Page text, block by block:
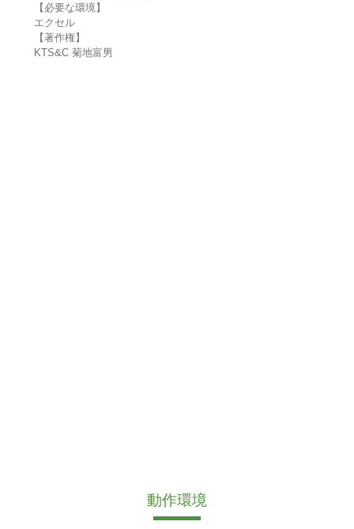
【必要な環境】
エクセル
【著作権】
KTS&C 菊地富男
動作環境